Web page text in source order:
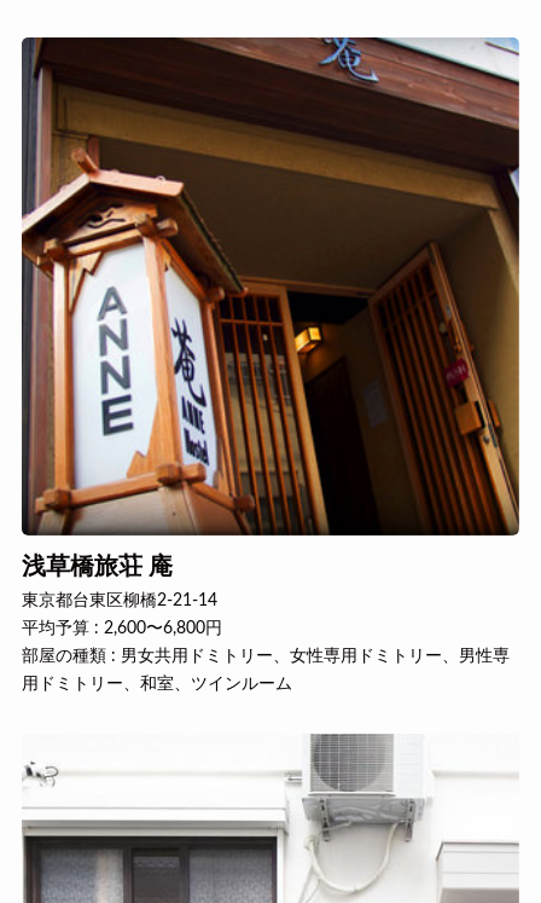
浅草橋旅荘 庵
東京都台東区柳橋2-21-14
平均予算 : 2,600〜6,800円
部屋の種類 : 男女共用ドミトリー、女性専用ドミトリー、男性専
用ドミトリー、和室、ツインルーム